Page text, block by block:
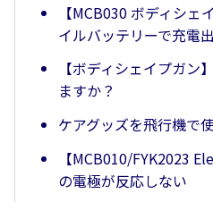
【MCB030 ボディシェ
イルバッテリーで充電
【ボディシェイプガン
ますか？
ケアグッズを飛行機で
【MCB010/FYK2023
の電極が反応しない